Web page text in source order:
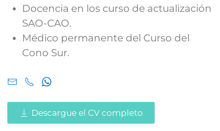
Docencia en los curso de actualización
SAO-CAO.
Médico permanente del Curso del
Cono Sur.
Descargue el CV completo